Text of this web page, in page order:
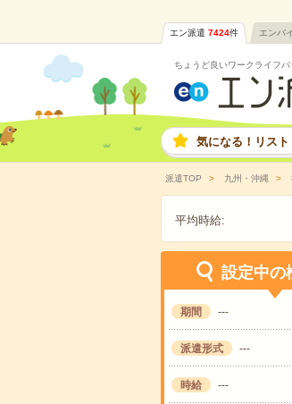
エン派遣 7424件 エンバ
ちょうど良いワークライフバ
気になる！リスト
派遣TOP 九州・沖縄
平均時給:
設定中の
期間 ---
派遣形式 ---
時給 ---